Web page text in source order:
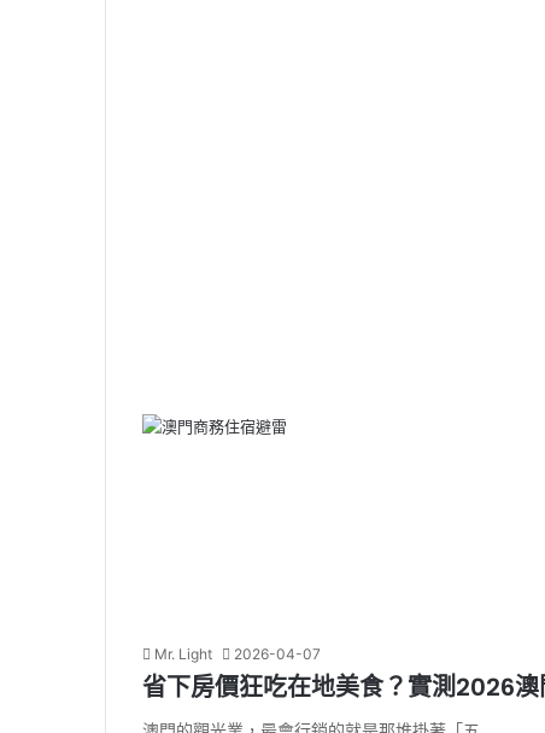
Mr. Light 2026-04-07
省下房價狂吃在地美食？實測2026